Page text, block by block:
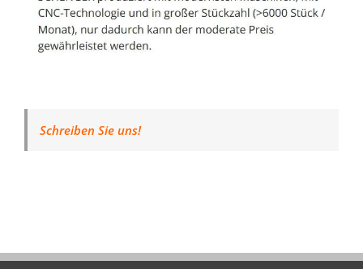
Schreiben Sie uns!